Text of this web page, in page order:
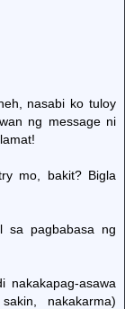
nasabi ko tuloy
ng message ni
mo, bakit? Bigla
sa pagbabasa ng
nakakapag-asawa
nakakarma)